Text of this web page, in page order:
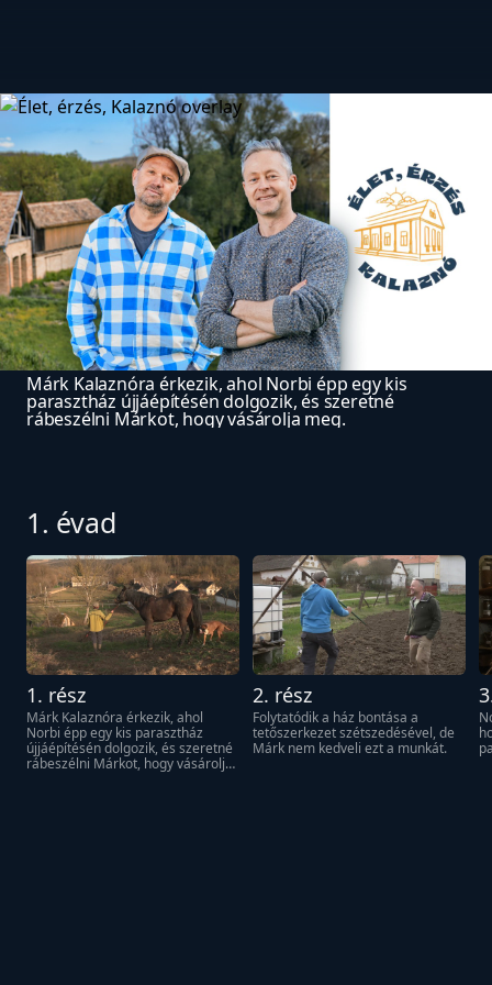
Márk Kalaznóra érkezik, ahol Norbi épp egy kis
parasztház újjáépítésén dolgozik, és szeretné
rábeszélni Márkot, hogy vásárolja meg.
1. évad
1. rész
Márk Kalaznóra érkezik, ahol
Norbi épp egy kis parasztház
újjáépítésén dolgozik, és szeretné
rábeszélni Márkot, hogy vásárolja
2. rész
Folytatódik a ház bontása a
tetőszerkezet szétszedésével, de
Márk nem kedveli ezt a munkát.